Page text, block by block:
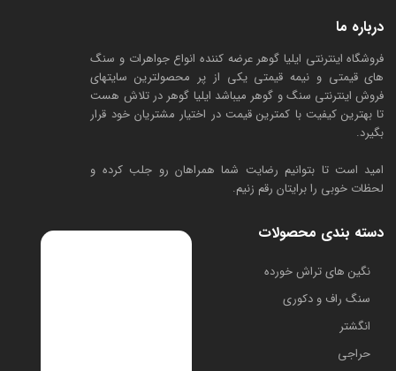
درباره ما
فروشگاه اینترنتی ایلیا گوهر عرضه کننده انواع جواهرات و سنگ
های قیمتی و نیمه قیمتی یکی از پر محصولترین سایتهای
فروش اینترنتی سنگ و گوهر میباشد ایلیا گوهر در تلاش هست
تا بهترین کیفیت با کمترین قیمت در اختیار مشتریان خود قرار
بگیرد.
امید است تا بتوانیم رضایت شما همراهان رو جلب کرده و
لحظات خوبی را برایتان رقم زنیم.
دسته بندی محصولات
​نگین های تراش خورده
سنگ راف و دکوری
انگشتر
حراجی